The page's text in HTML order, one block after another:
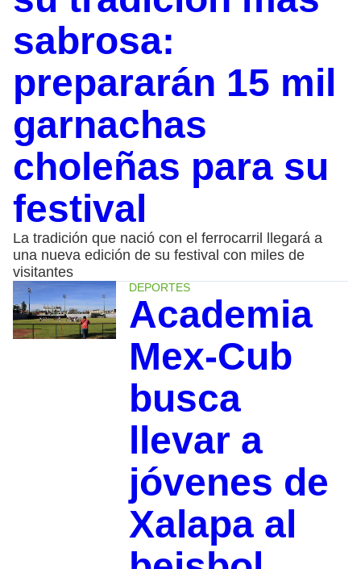
sabrosa:
prepararán 15 mil
garnachas
choleñas para su
festival
La tradición que nació con el ferrocarril llegará a
una nueva edición de su festival con miles de
visitantes
DEPORTES
Academia
Mex-Cub
busca
llevar a
jóvenes de
Xalapa al